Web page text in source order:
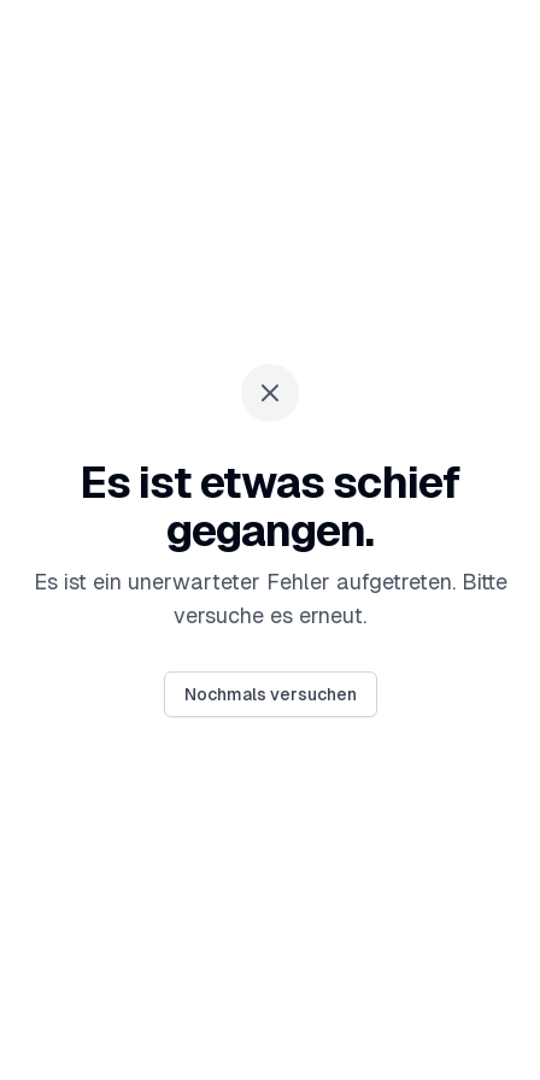
Es ist etwas schief
gegangen.
Es ist ein unerwarteter Fehler aufgetreten. Bitte
versuche es erneut.
Nochmals versuchen